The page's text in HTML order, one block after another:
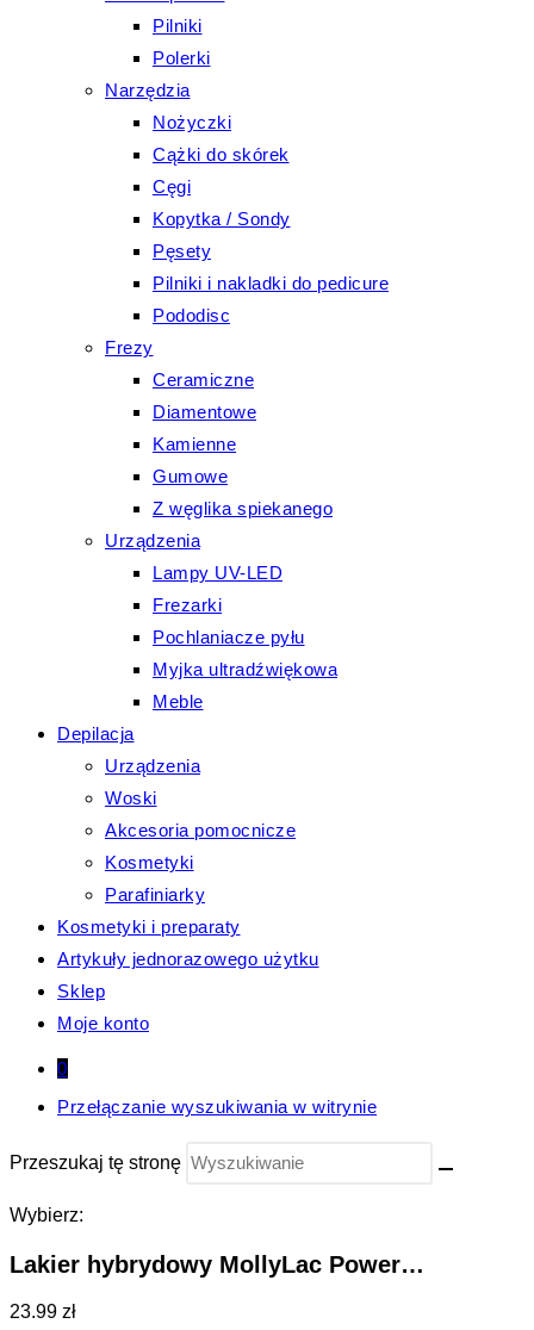
Pilniki
Polerki
Narzędzia
Nożyczki
Cążki do skórek
Cęgi
Kopytka / Sondy
Pęsety
Pilniki i nakladki do pedicure
Pododisc
Frezy
Ceramiczne
Diamentowe
Kamienne
Gumowe
Z węglika spiekanego
Urządzenia
Lampy UV-LED
Frezarki
Pochlaniacze pyłu
Myjka ultradźwiękowa
Meble
Depilacja
Urządzenia
Woski
Akcesoria pomocnicze
Kosmetyki
Parafiniarky
Kosmetyki i preparaty
Artykuły jednorazowego użytku
Sklep
Moje konto
0
Przełączanie wyszukiwania w witrynie
Przeszukaj tę stronę
Wybierz:
Lakier hybrydowy MollyLac Power…
23.99 zł